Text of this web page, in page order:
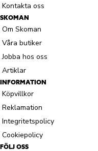
Kontakta oss
SKOMAN
Om Skoman
Våra butiker
Jobba hos oss
Artiklar
INFORMATION
Köpvillkor
Reklamation
Integritetspolicy
Cookiepolicy
FÖLJ OSS